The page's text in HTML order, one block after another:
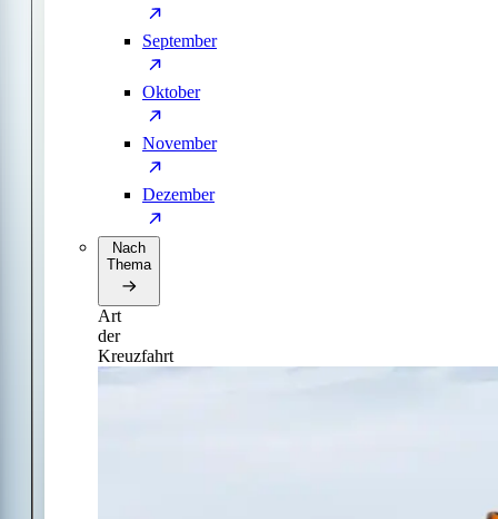
September
Oktober
November
Dezember
Nach
Thema
Art
der
Kreuzfahrt